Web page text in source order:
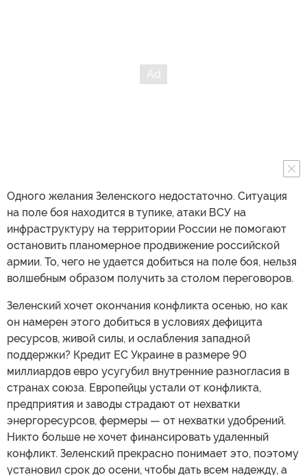
Одного желания Зеленского недостаточно. Ситуация
на поле боя находится в тупике, атаки ВСУ на
инфраструктуру на территории России не помогают
остановить планомерное продвижение российской
армии. То, чего не удается добиться на поле боя, нельзя
волшебным образом получить за столом переговоров.
Зеленский хочет окончания конфликта осенью, но как
он намерен этого добиться в условиях дефицита
ресурсов, живой силы, и ослабления западной
поддержки? Кредит ЕС Украине в размере 90
миллиардов евро усугубил внутренние разногласия в
странах союза. Европейцы устали от конфликта,
предприятия и заводы страдают от нехватки
энергоресурсов, фермеры — от нехватки удобрений.
Никто больше не хочет финансировать удаленный
конфликт. Зеленский прекрасно понимает это, поэтому
установил срок до осени, чтобы дать всем надежду, а